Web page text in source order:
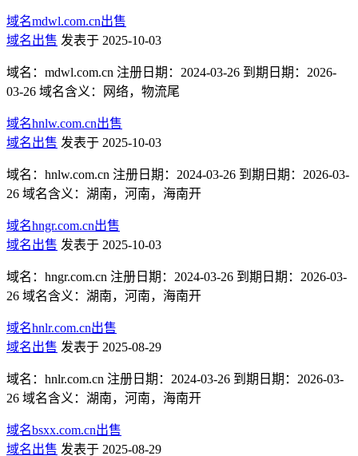
域名mdwl.com.cn出售
域名出售 发表于 2025-10-03
域名：mdwl.com.cn 注册日期：2024-03-26 到期日期：2026-
03-26 域名含义：网络，物流尾
域名hnlw.com.cn出售
域名出售 发表于 2025-10-03
域名：hnlw.com.cn 注册日期：2024-03-26 到期日期：2026-03-
26 域名含义：湖南，河南，海南开
域名hngr.com.cn出售
域名出售 发表于 2025-10-03
域名：hngr.com.cn 注册日期：2024-03-26 到期日期：2026-03-
26 域名含义：湖南，河南，海南开
域名hnlr.com.cn出售
域名出售 发表于 2025-08-29
域名：hnlr.com.cn 注册日期：2024-03-26 到期日期：2026-03-
26 域名含义：湖南，河南，海南开
域名bsxx.com.cn出售
域名出售 发表于 2025-08-29